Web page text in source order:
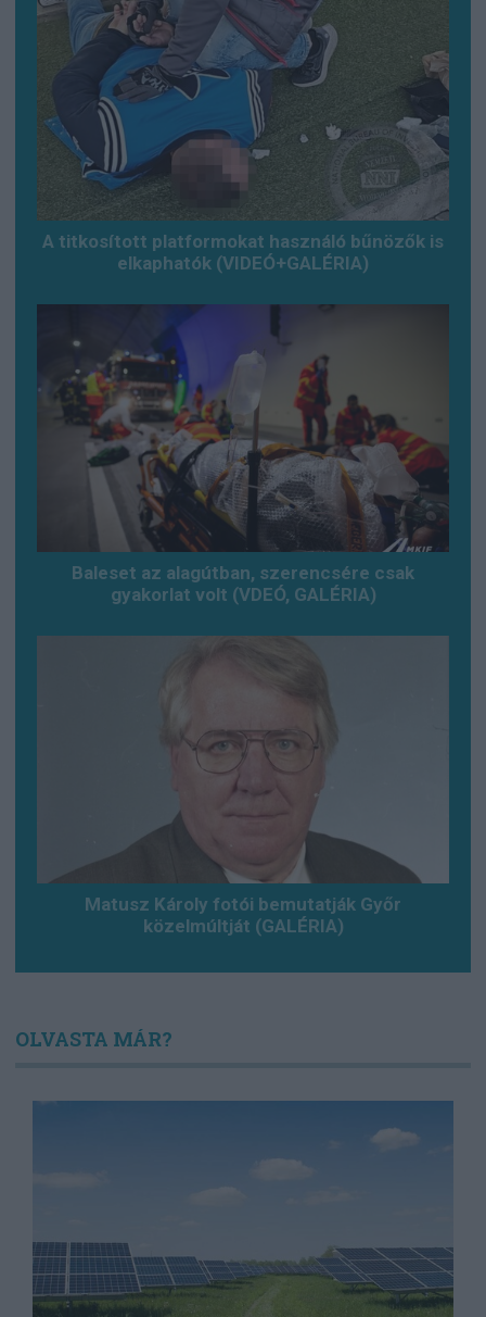
A titkosított platformokat használó bűnözők is
elkaphatók (VIDEÓ+GALÉRIA)
Baleset az alagútban, szerencsére csak
gyakorlat volt (VDEÓ, GALÉRIA)
Matusz Károly fotói bemutatják Győr
közelmúltját (GALÉRIA)
OLVASTA MÁR?